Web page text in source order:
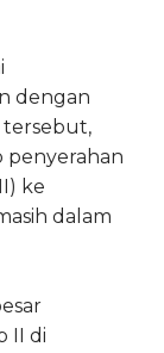
dengan
tersebut,
penyerahan
ke
dalam
II di